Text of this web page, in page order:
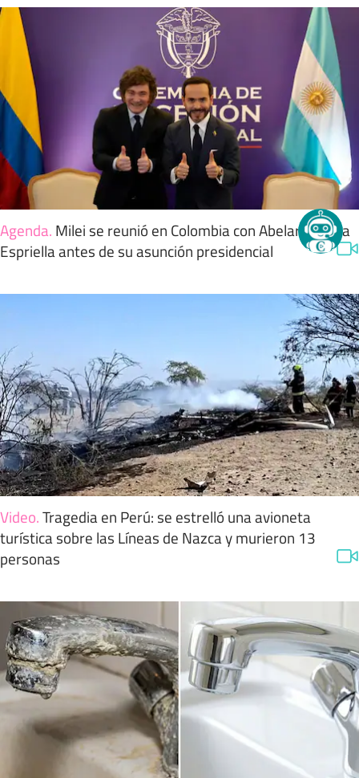
Agenda. Milei se reunió en Colombia con Abelardo de la
Espriella antes de su asunción presidencial
Video.Tragedia en Perú: se estrelló una avioneta
turística sobre las Líneas de Nazca y murieron 13
personas